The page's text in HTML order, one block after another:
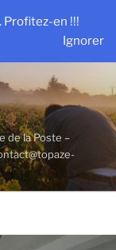
en !!!
Ignorer
de la Poste –